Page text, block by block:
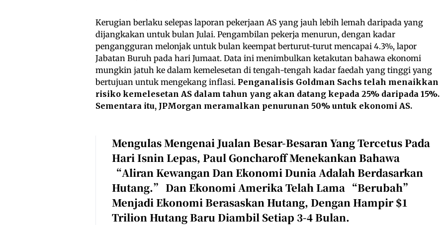
Kerugian berlaku selepas laporan pekerjaan AS yang jauh lebih lemah daripada yang
dijangkakan untuk bulan Julai. Pengambilan pekerja menurun, dengan kadar
pengangguran melonjak untuk bulan keempat berturut-turut mencapai 4.3%, lapor
Jabatan Buruh pada hari Jumaat. Data ini menimbulkan ketakutan bahawa ekonomi
mungkin jatuh ke dalam kemelesetan di tengah-tengah kadar faedah yang tinggi yang
bertujuan untuk mengekang inflasi. Penganalisis Goldman Sachs telah menaikkan
risiko kemelesetan AS dalam tahun yang akan datang kepada 25% daripada 15%.
Sementara itu, JPMorgan meramalkan penurunan 50% untuk ekonomi AS.
Mengulas Mengenai Jualan Besar-Besaran Yang Tercetus Pada
Hari Isnin Lepas, Paul Goncharoff Menekankan Bahawa
“aliran Kewangan Dan Ekonomi Dunia Adalah Berdasarkan
Hutang.” Dan Ekonomi Amerika Telah Lama “berubah”
Menjadi Ekonomi Berasaskan Hutang, Dengan Hampir $1
Trilion Hutang Baru Diambil Setiap 3-4 Bulan.